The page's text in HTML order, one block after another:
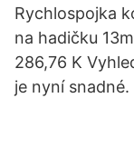
Rychlospojka
na hadičku
286,76 K
je nyní snadné.